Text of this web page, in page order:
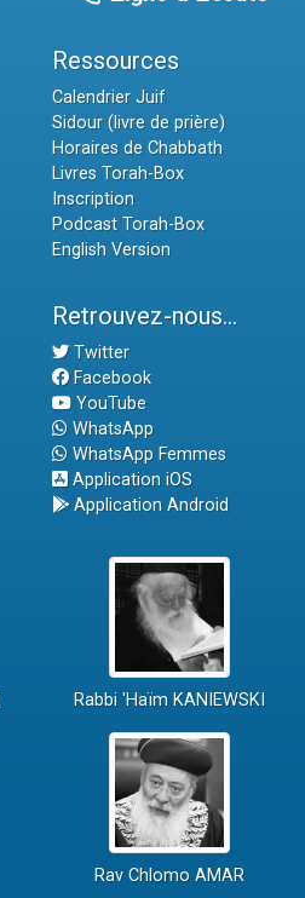
Ressources
Calendrier Juif
Sidour (livre de prière)
Horaires de Chabbath
Livres Torah-Box
Inscription
Podcast Torah-Box
English Version
Retrouvez-nous...
Twitter
Facebook
YouTube
WhatsApp
WhatsApp Femmes
Application iOS
Application Android
Rabbi 'Haïm KANIEWSKI
Rav Chlomo AMAR